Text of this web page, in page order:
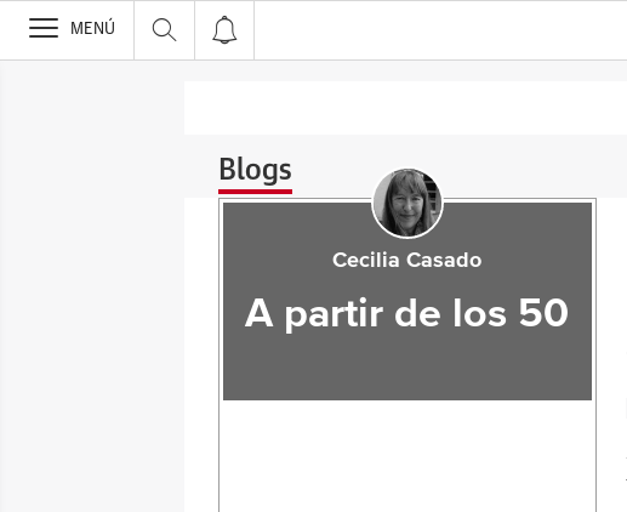
>
MENÚ
Blogs
Cecilia Casado
A partir de los 50